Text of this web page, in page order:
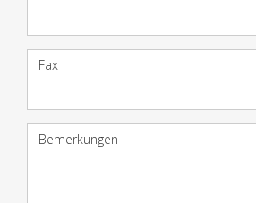
Fax
Bemerkungen